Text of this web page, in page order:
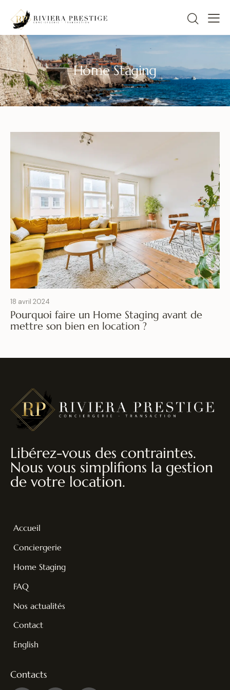
Home Staging
18 avril 2024
Pourquoi faire un Home Staging avant de
mettre son bien en location ?
Libérez-vous des contraintes.
Nous vous simplifions la gestion
de votre location.
Accueil
Conciergerie
Home Staging
FAQ
Nos actualités
Contact
English
Contacts